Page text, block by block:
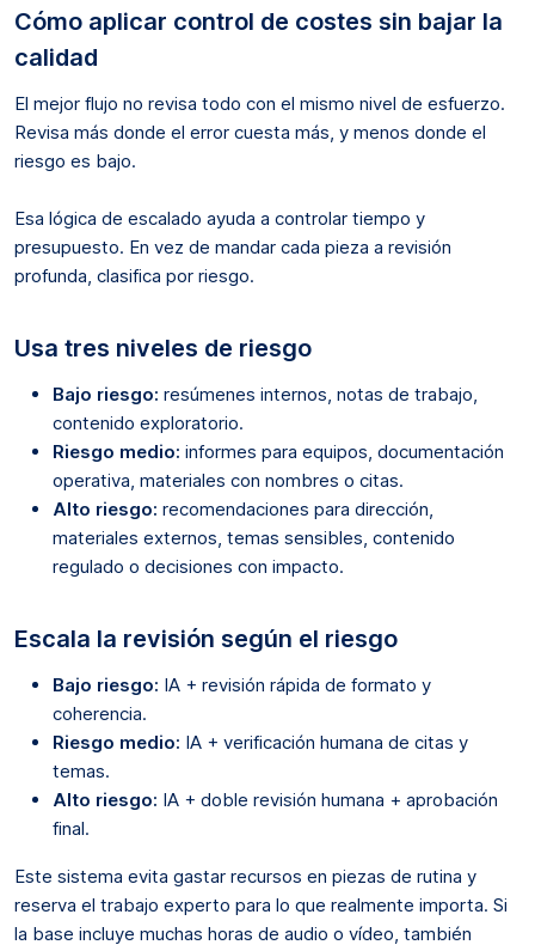
Cómo aplicar control de costes sin bajar la
calidad
El mejor flujo no revisa todo con el mismo nivel de esfuerzo.
Revisa más donde el error cuesta más, y menos donde el
riesgo es bajo.
Esa lógica de escalado ayuda a controlar tiempo y
presupuesto. En vez de mandar cada pieza a revisión
profunda, clasifica por riesgo.
Usa tres niveles de riesgo
Bajo riesgo: resúmenes internos, notas de trabajo,
contenido exploratorio.
Riesgo medio: informes para equipos, documentación
operativa, materiales con nombres o citas.
Alto riesgo: recomendaciones para dirección,
materiales externos, temas sensibles, contenido
regulado o decisiones con impacto.
Escala la revisión según el riesgo
Bajo riesgo: IA + revisión rápida de formato y
coherencia.
Riesgo medio: IA + verificación humana de citas y
temas.
Alto riesgo: IA + doble revisión humana + aprobación
final.
Este sistema evita gastar recursos en piezas de rutina y
reserva el trabajo experto para lo que realmente importa. Si
la base incluye muchas horas de audio o vídeo, también